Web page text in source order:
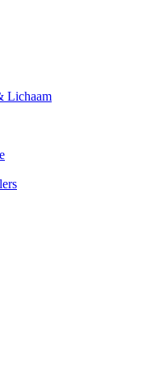
Lichaam